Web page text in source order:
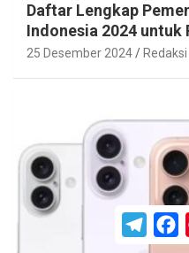
Daftar Lengkap
Indonesia 2024 untuk
25 Desember 2024 Redaksi
T
l
c